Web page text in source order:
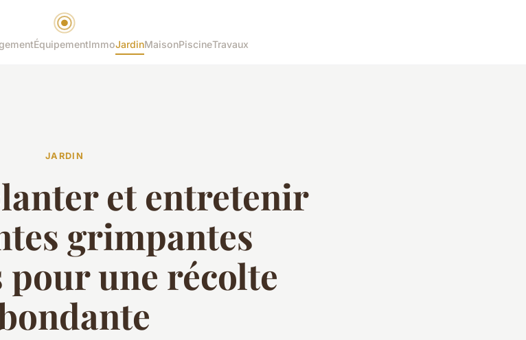
ÉquipementImmoJardinMaisonPiscineTravaux
JARDIN
et entretenir
grimpantes
une récolte